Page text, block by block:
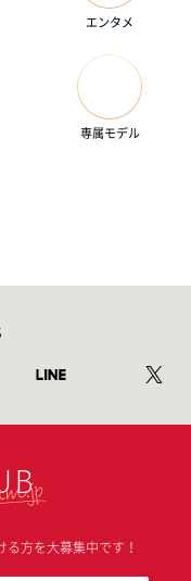
エンタメ
専属モデル
方を大募集中です！